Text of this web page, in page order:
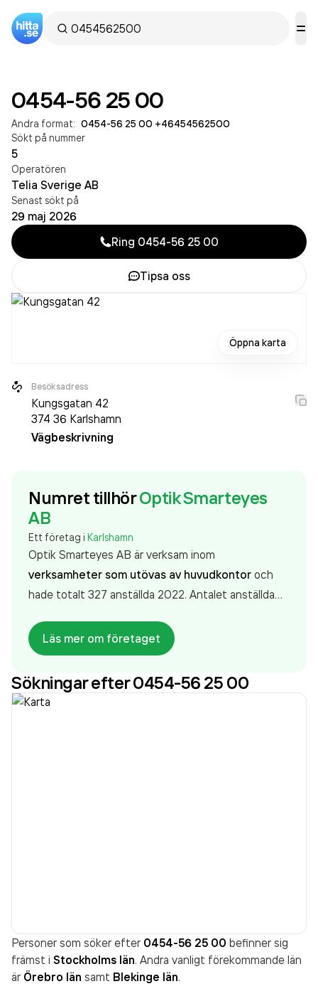
0454-56 25 00
Andra format: 0454-56 25 00 +46454562500
Sökt på nummer
5
Operatören
Telia Sverige AB
Senast sökt på
29 maj 2026
Ring 0454-56 25 00
Tipsa oss
Öppna karta
Besöksadress
Kungsgatan 42
374 36 Karlshamn
Vägbeskrivning
Numret tillhörOptik Smarteyes
AB
Ett företag i Karlshamn
Optik Smarteyes AB är verksam inom
verksamheter som utövas av huvudkontor och
hade totalt 327 anställda 2022. Antalet anställda
jobbade 293 personer på företaget. Bolaget är ett
aktiebolag som varit aktivt sedan 2006. Optik
Smarteyes ABomsatte 587 025 000,00 kr
senaste räkenskapsåret (2022).
Läs mer om företaget
Sökningar efter 0454-56 25 00
Personer som söker efter 0454-56 25 00 befinner sig
främst i Stockholms län. Andra vanligt förekommande län
är Örebro län samt Blekinge län.